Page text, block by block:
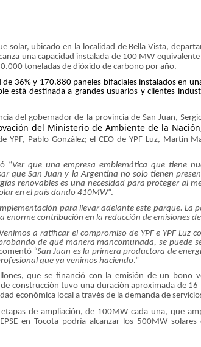
solar, ubicado en la localidad de Bella Vista,
una capacidad instalada de 100 MW
toneladas de dióxido de carbono por año.
de 36% y 170.880 paneles bifaciales instalados en
está destinada a grandes usuarios y clientes
del gobernador de la provincia de San Juan,
del Ministerio de Ambiente de la
YPF, Pablo González; el CEO de YPF Luz, Martín
“Ver que una empresa emblemática que tiene
que San Juan y la Argentina no solo tienen
renovables es una necesidad para proteger al
en el país dando 410MW”.
para llevar adelante este parque. La
enorme contribución en la reducción de emisiones
Venimos a ratificar el compromiso de YPF e YPF Luz
de qué manera mancomunada, se puede
“San Juan es la primera productora de
que ya venimos haciendo.”
que se financió con la emisión de un bono
construcción tuvo una duración aproximada de
económica local a través de la demanda de
de ampliación,de 100MW cada una, que
en Tocota podría alcanzar los 500MW